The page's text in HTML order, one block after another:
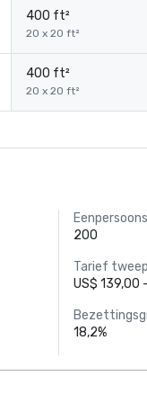
400 ft²
20 x 20 ft²
400 ft²
20 x 20 ft²
200
Tarief
US$ 139,00
18,2%